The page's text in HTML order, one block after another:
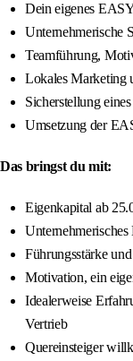
Dein eigenes
Unternehmerische
Teamführung,
Lokales Marketing
Sicherstellung
Umsetzung der
Das bringst du mit:
Eigenkapital ab
Führungsstärke
Motivation, ein
Idealerweise
Vertrieb
Quereinsteiger